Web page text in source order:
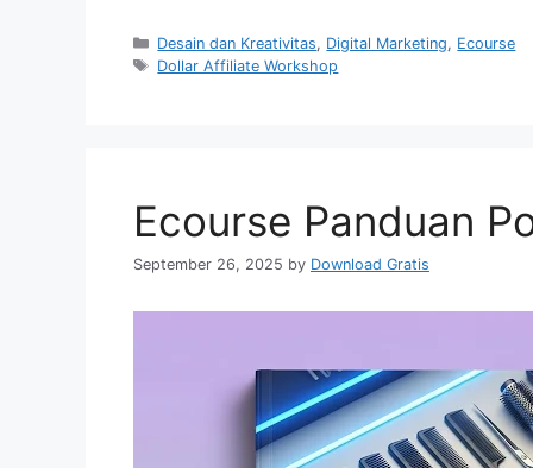
Categories
Desain dan Kreativitas, Digital Marketing, Ecourse
Tags
Dollar Affiliate Workshop
Ecourse Panduan
September 26, 2025 by Download Gratis